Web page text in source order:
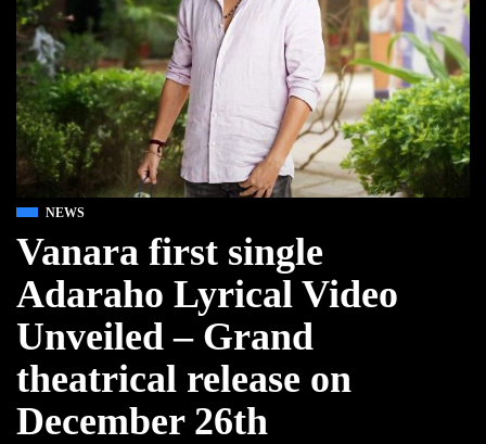
NEWS
Vanara first single
Adaraho Lyrical Video
Unveiled – Grand
theatrical release on
December 26th